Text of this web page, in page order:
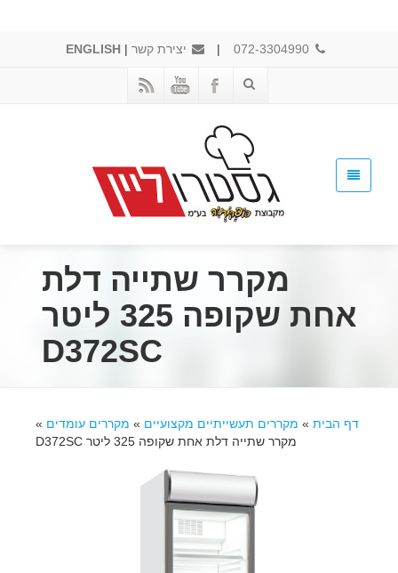
072-3304990
| יצירת קשר |
ENGLISH
מקרר שתייה דלת
אחת שקופה 325 ליטר
D372SC
דף הבית » מקררים תעשייתיים מקצועיים » מקררים עומדים »
מקרר שתייה דלת אחת שקופה 325 ליטר D372SC